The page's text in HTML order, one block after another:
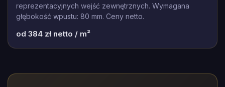
reprezentacyjnych wejść zewnętrznych. Wymagana
głębokość wpustu: 80 mm. Ceny netto.
od 384 zł netto / m²